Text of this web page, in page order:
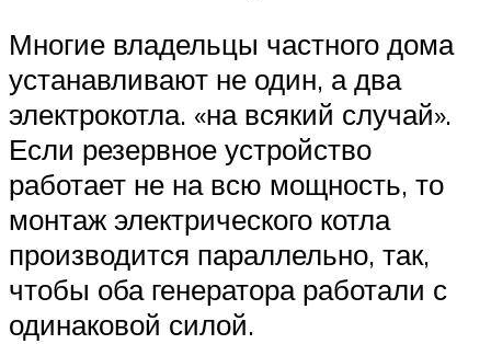
Многие владельцы частного дома
устанавливают не один, а два
электрокотла. «на всякий случай».
Если резервное устройство
работает не на всю мощность, то
монтаж электрического котла
производится параллельно, так,
чтобы оба генератора работали с
одинаковой силой.